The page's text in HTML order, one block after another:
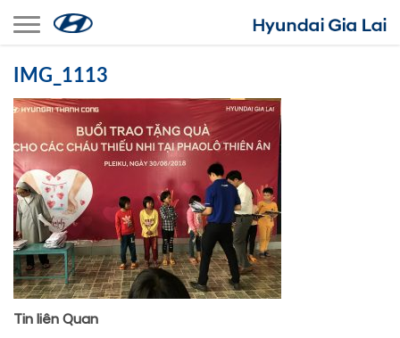
Toggle navigation
IMG_1113
Tin liên Quan